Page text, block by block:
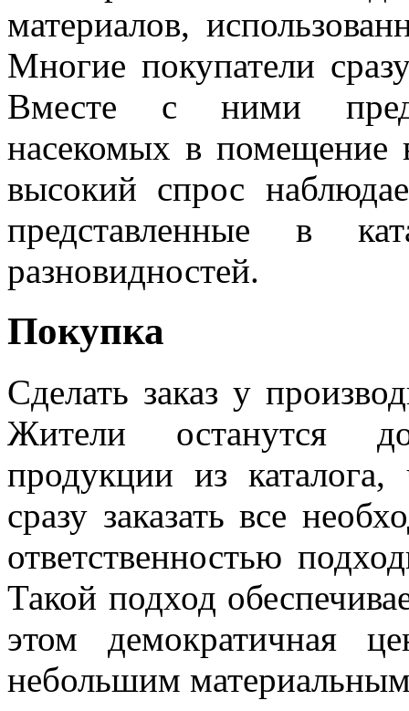
материалов,
Многие покупатели
Вместе с ними
насекомых в помещение
высокий спрос
представленные в
разновидностей.
Покупка
Сделать заказ у
Жители останутся
продукции из
сразу заказать все
ответственностью
Такой подход
этом демократичная
небольшим материальным